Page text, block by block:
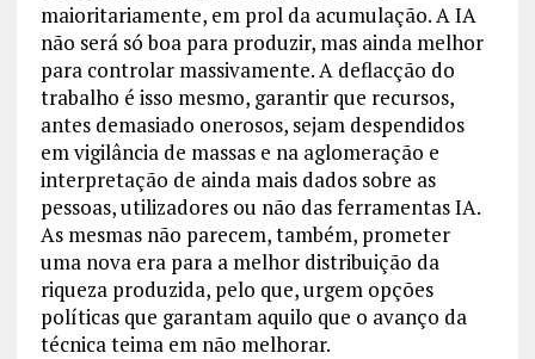
maioritariamente, em prol da acumulação. A IA
não será só boa para produzir, mas ainda melhor
para controlar massivamente. A deflacção do
trabalho é isso mesmo, garantir que recursos,
antes demasiado onerosos, sejam despendidos
em vigilância de massas e na aglomeração e
interpretação de ainda mais dados sobre as
pessoas, utilizadores ou não das ferramentas IA.
As mesmas não parecem, também, prometer
uma nova era para a melhor distribuição da
riqueza produzida, pelo que, urgem opções
políticas que garantam aquilo que o avanço da
técnica teima em não melhorar.